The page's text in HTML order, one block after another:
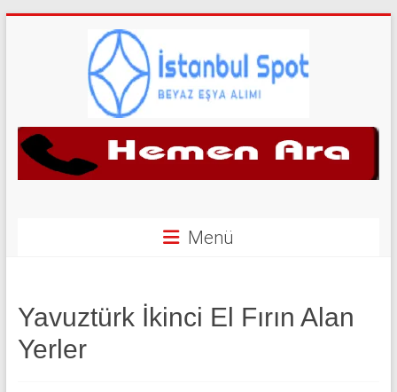
İkinci
El
Yerler
|
Menü
Yavuztürk İkinci El Fırın Alan
Yerler